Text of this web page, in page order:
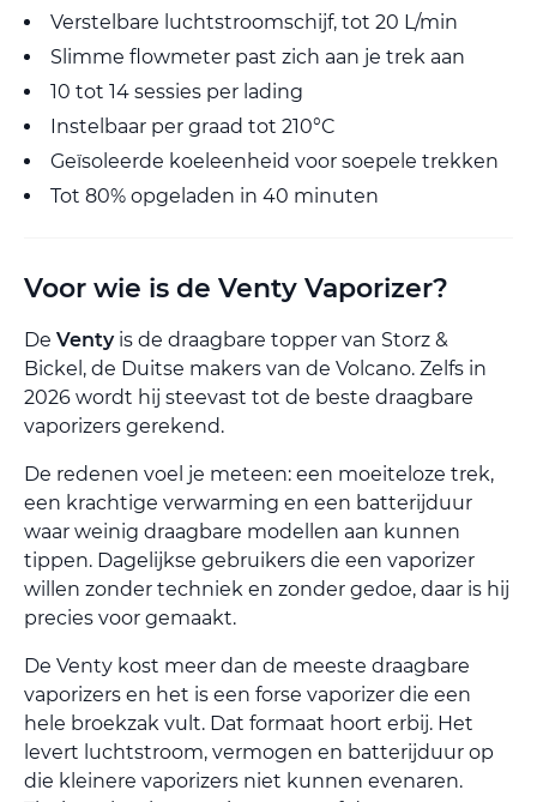
Verstelbare luchtstroomschijf, tot 20 L/min
Slimme flowmeter past zich aan je trek aan
10 tot 14 sessies per lading
Instelbaar per graad tot 210°C
Geïsoleerde koeleenheid voor soepele trekken
Tot 80% opgeladen in 40 minuten
Voor wie is de Venty Vaporizer?
De Ventyis de draagbare topper van Storz &
Bickel, de Duitse makers van de Volcano. Zelfs in
2026 wordt hij steevast tot de beste draagbare
vaporizers gerekend.
De redenen voel je meteen: een moeiteloze trek,
een krachtige verwarming en een batterijduur
waar weinig draagbare modellen aan kunnen
tippen. Dagelijkse gebruikers die een vaporizer
willen zonder techniek en zonder gedoe, daar is hij
precies voor gemaakt.
De Venty kost meer dan de meeste draagbare
vaporizers en het is een forse vaporizer die een
hele broekzak vult. Dat formaat hoort erbij. Het
levert luchtstroom, vermogen en batterijduur op
die kleinere vaporizers niet kunnen evenaren.